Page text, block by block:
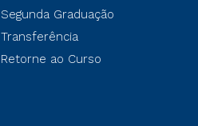
Segunda Graduação
Transferência
Retorne ao Curso